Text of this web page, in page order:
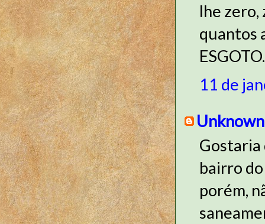
lhe zero,
quantos
11 de
Unknown
Gostaria
bairro
porém,